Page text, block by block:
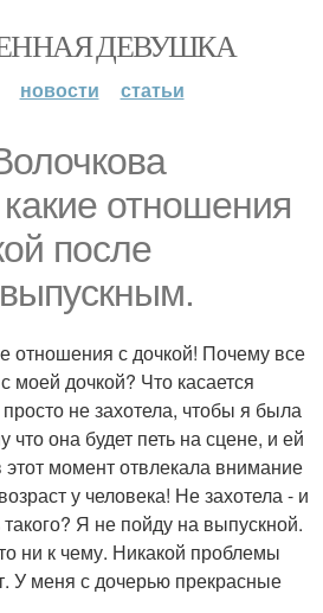
ДЕВУШКА
новости статьи
отношения
после
отношения с дочкой! Почему все
моей дочкой? Что касается
не захотела, чтобы я была
что она будет петь на сцене, и ей
этот момент отвлекала внимание
у человека! Не захотела - и
такого? Я не пойду на выпускной.
ни к чему. Никакой проблемы
У меня с дочерью прекрасные